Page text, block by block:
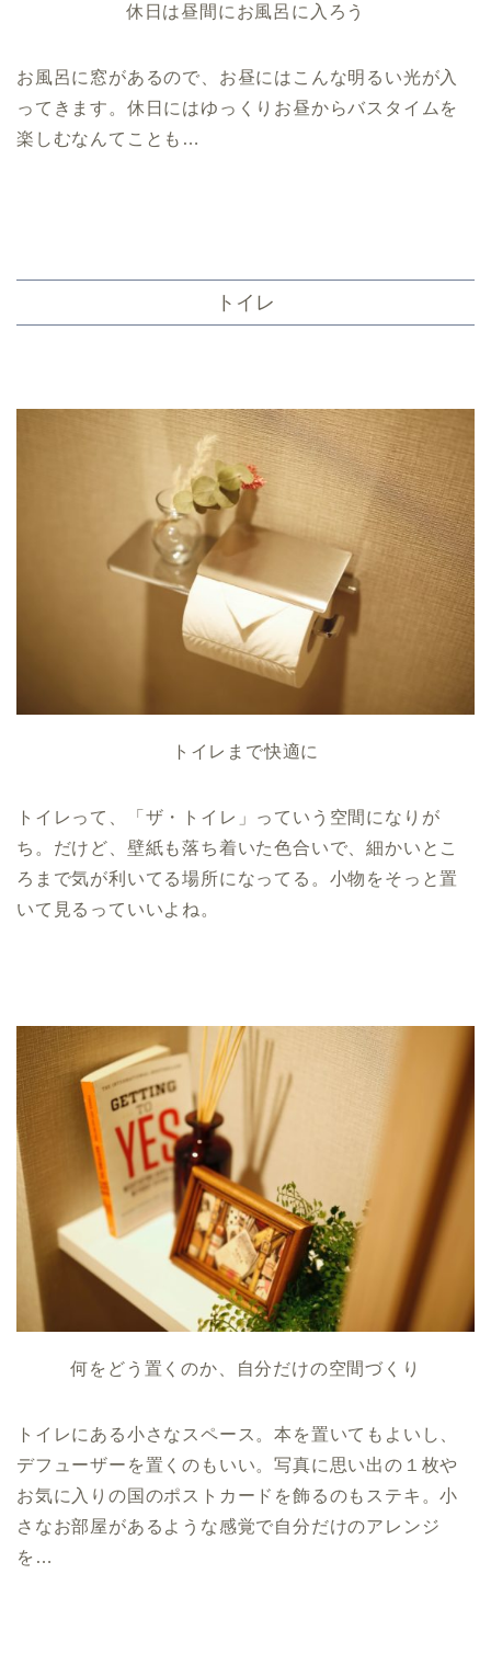
休日は昼間にお風呂に入ろう
お風呂に窓があるので、お昼にはこんな明るい光が入
ってきます。休日にはゆっくりお昼からバスタイムを
楽しむなんてことも…
トイレ
トイレまで快適に
トイレって、「ザ・トイレ」っていう空間になりが
ち。だけど、壁紙も落ち着いた色合いで、細かいとこ
ろまで気が利いてる場所になってる。小物をそっと置
いて見るっていいよね。
何をどう置くのか、自分だけの空間づくり
トイレにある小さなスペース。本を置いてもよいし、
デフューザーを置くのもいい。写真に思い出の１枚や
お気に入りの国のポストカードを飾るのもステキ。小
さなお部屋があるような感覚で自分だけのアレンジ
を…